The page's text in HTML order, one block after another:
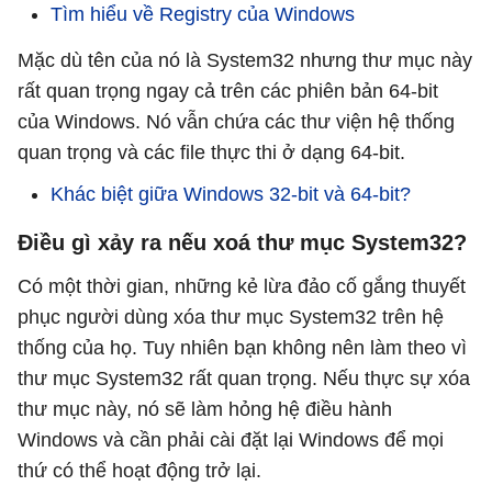
Tìm hiểu về Registry của Windows
Mặc dù tên của nó là System32 nhưng thư mục này
rất quan trọng ngay cả trên các phiên bản 64-bit
của Windows. Nó vẫn chứa các thư viện hệ thống
quan trọng và các file thực thi ở dạng 64-bit.
Khác biệt giữa Windows 32-bit và 64-bit?
Điều gì xảy ra nếu xoá thư mục System32?
Có một thời gian, những kẻ lừa đảo cố gắng thuyết
phục người dùng xóa thư mục System32 trên hệ
thống của họ. Tuy nhiên bạn không nên làm theo vì
thư mục System32 rất quan trọng. Nếu thực sự xóa
thư mục này, nó sẽ làm hỏng hệ điều hành
Windows và cần phải cài đặt lại Windows để mọi
thứ có thể hoạt động trở lại.